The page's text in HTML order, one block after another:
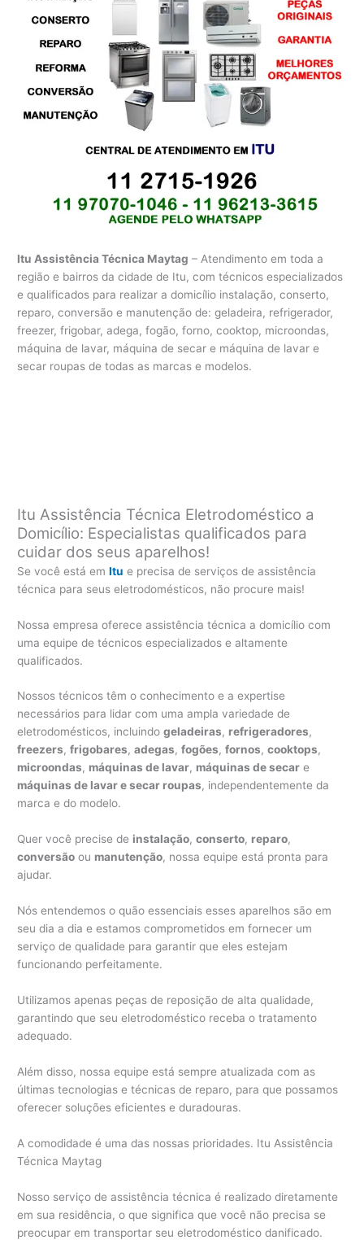
Itu Assistência Técnica Maytag – Atendimento em toda a
região e bairros da cidade de Itu, com técnicos especializados
e qualificados para realizar a domicílio instalação, conserto,
reparo, conversão e manutenção de: geladeira, refrigerador,
freezer, frigobar, adega, fogão, forno, cooktop, microondas,
máquina de lavar, máquina de secar e máquina de lavar e
secar roupas de todas as marcas e modelos.
Itu Assistência Técnica Eletrodoméstico a
Domicílio: Especialistas qualificados para
cuidar dos seus aparelhos!
Se você está emItu e precisa de serviços de assistência
técnica para seus eletrodomésticos, não procure mais!
Nossa empresa oferece assistência técnica a domicílio com
uma equipe de técnicos especializados e altamente
qualificados.
Nossos técnicos têm o conhecimento e a expertise
necessários para lidar com uma ampla variedade de
eletrodomésticos, incluindogeladeiras, refrigeradores,
freezers,frigobares,adegas,fogões,fornos,cooktops,
microondas, máquinas de lavar, máquinas de secar e
máquinas de lavar e secar roupas, independentemente da
marca e do modelo.
Quer você precise de instalação,conserto, reparo,
conversão ou manutenção, nossa equipe está pronta para
ajudar.
Nós entendemos o quão essenciais esses aparelhos são em
seu dia a dia e estamos comprometidos em fornecer um
serviço de qualidade para garantir que eles estejam
funcionando perfeitamente.
Utilizamos apenas peças de reposição de alta qualidade,
garantindo que seu eletrodoméstico receba o tratamento
adequado.
Além disso, nossa equipe está sempre atualizada com as
últimas tecnologias e técnicas de reparo, para que possamos
oferecer soluções eficientes e duradouras.
A comodidade é uma das nossas prioridades. Itu Assistência
Técnica Maytag
Nosso serviço de assistência técnica é realizado diretamente
em sua residência, o que significa que você não precisa se
preocupar em transportar seu eletrodoméstico danificado.